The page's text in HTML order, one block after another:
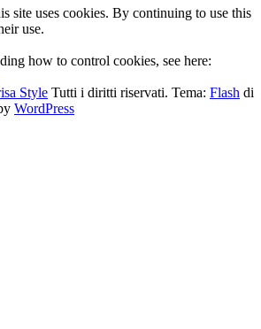
site uses cookies. By continuing to use this
use.
how to control cookies, see here:
Style Tutti i diritti riservati. Tema: Flash di
WordPress